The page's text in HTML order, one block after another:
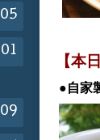
【本
●自家
05
01
09